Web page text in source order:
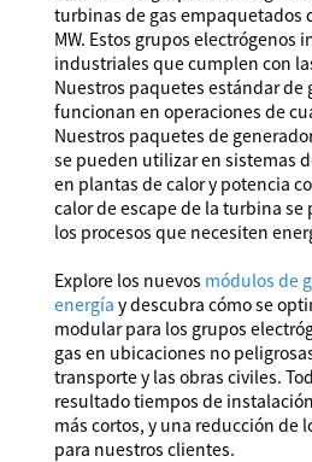
turbinas de gas empaquetados
MW. Estos grupos electrógenos
industriales que cumplen con
Nuestros paquetes estándar de
funcionan en operaciones de
Nuestros paquetes de
se pueden utilizar en sistemas
en plantas de calor y potencia
calor de escape de la turbina se
los procesos que necesiten
Explore los nuevos módulos de
energía y descubra cómo se
modular para los grupos
gas en ubicaciones no
transporte y las obras civiles.
resultado tiempos de
más cortos, y una reducción de
para nuestros clientes.